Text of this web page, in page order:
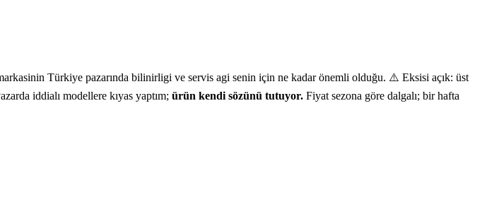
Türkiye pazarında bilinirligi ve servis agi senin için ne kadar önemli olduğu. ⚠️ Eksisi açık: üst
iddialı modellere kıyas yaptım; ürün kendi sözünü tutuyor. Fiyat sezona göre dalgalı; bir hafta